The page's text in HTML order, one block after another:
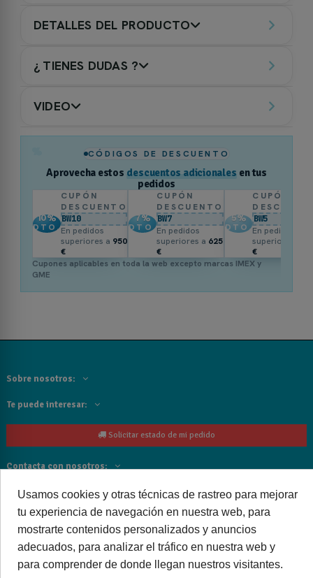
DETALLES DEL PRODUCTO
¿ TIENES DUDAS ?
VIDEO
CÓDIGOS DE DESCUENTO
Aprovecha estos descuentos adicionales en tus
pedidos
10%
DTO.
CUPÓN
DESCUENTO
BW10
En pedidos
superiores a 950
€
7%
DTO.
CUPÓN
DESCUENTO
BW7
En pedidos
superiores a 625
€
5%
DTO.
CUPÓN
BW5
En pedidos
superiores a
€
Cupones aplicables en toda la web excepto marcas IMEX y
GME
Sobre nosotros:
Te puede interesar:
Solicitar estado de mi pedido
Contacta con nosotros:
Siguenos
Cancelar o devolver un pedido
Usamos cookies y otras técnicas de rastreo para mejorar
tu experiencia de navegación en nuestra web, para
mostrarte contenidos personalizados y anuncios
adecuados, para analizar el tráfico en nuestra web y
para comprender de donde llegan nuestros visitantes.